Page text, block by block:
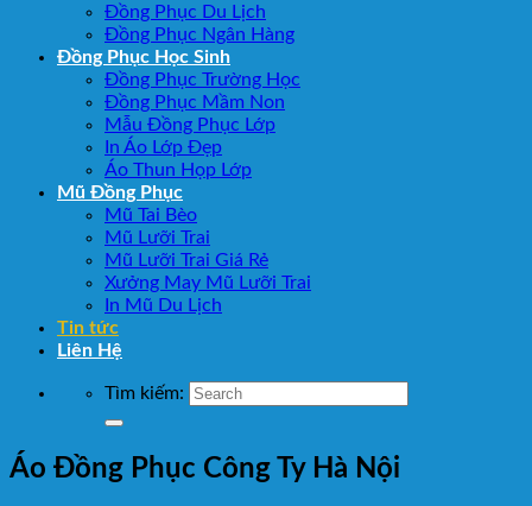
Đồng Phục Du Lịch
Đồng Phục Ngân Hàng
Đồng Phục Học Sinh
Đồng Phục Trường Học
Đồng Phục Mầm Non
Mẫu Đồng Phục Lớp
In Áo Lớp Đẹp
Áo Thun Họp Lớp
Mũ Đồng Phục
Mũ Tai Bèo
Mũ Lưỡi Trai
Mũ Lưỡi Trai Giá Rẻ
Xưởng May Mũ Lưỡi Trai
In Mũ Du Lịch
Tin tức
Liên Hệ
Tìm kiếm:
Áo Đồng Phục Công Ty Hà Nội